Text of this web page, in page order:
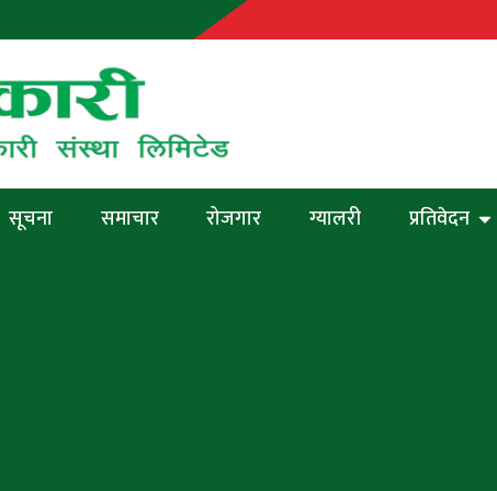
सूचना समाचार रोजगार ग्यालरी प्रतिवेदन